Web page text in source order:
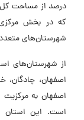
درصد از مساحت
که در بخش
شهرستان‌های
از شهرستان‌های
اصفهان، چادگان،
اصفهان به
است. این استان